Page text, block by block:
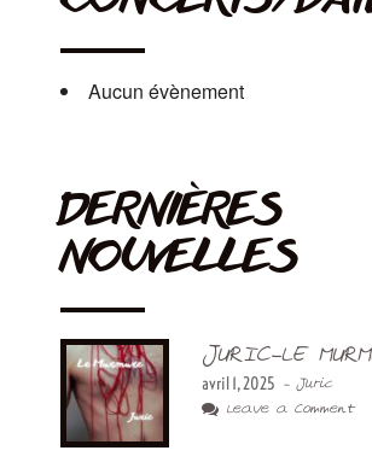
Aucun évènement
DERNIÈRES
NOUVELLES
JURIC-LE
avril 1, 2025 - Juric
Leave a Comment